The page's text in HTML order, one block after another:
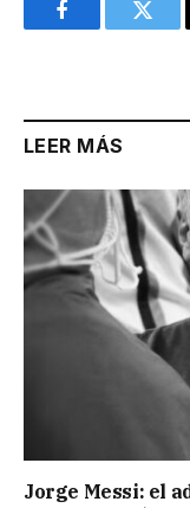
Facebook
LEER MÁS
Jorge Messi: el